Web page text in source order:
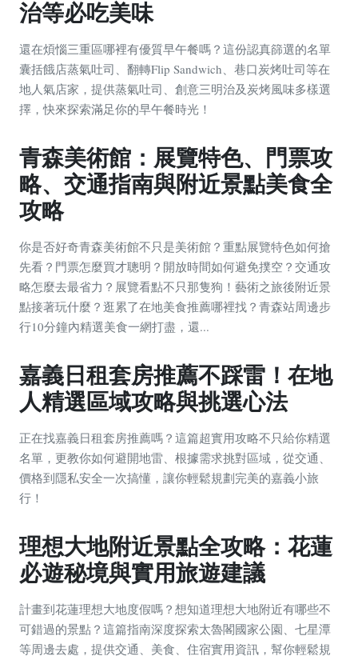
治等必吃美味
還在煩惱三重區哪裡有優質早午餐嗎？這份認真篩選的名單
囊括餓店蒸氣吐司、翻轉Flip Sandwich、巷口炭烤吐司等在
地人氣店家，提供蒸氣吐司、創意三明治及炭烤風味多樣選
擇，快來探索滿足你的早午餐時光！
青森美術館：展覽特色、門票攻
略、交通指南與附近景點美食全
攻略
你是否好奇青森美術館不只是美術館？重點展覽特色如何搶
先看？門票怎麼買才聰明？開放時間如何避免撲空？交通攻
略怎麼去最省力？展覽看點不只那隻狗！藝術之旅後附近景
點接著玩什麼？逛累了在地美食推薦哪裡找？青森站周邊步
行10分鐘內精選美食一網打盡，還...
嘉義日租套房推薦不踩雷！在地
人精選區域攻略與挑選心法
正在找嘉義日租套房推薦嗎？這篇超實用攻略不只給你精選
名單，更教你如何避開地雷、根據需求挑對區域，從交通、
價格到隱私安全一次搞懂，讓你輕鬆規劃完美的嘉義小旅
行！
理想大地附近景點全攻略：花蓮
必遊秘境與實用旅遊建議
計畫到花蓮理想大地度假嗎？想知道理想大地附近有哪些不
可錯過的景點？這篇指南深度探索太魯閣國家公園、七星潭
等周邊去處，提供交通、美食、住宿實用資訊，幫你輕鬆規